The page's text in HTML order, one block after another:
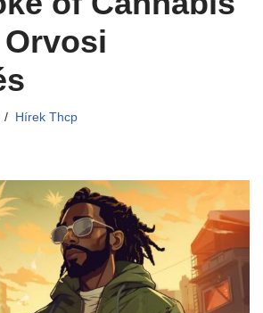
Hírek Thcp